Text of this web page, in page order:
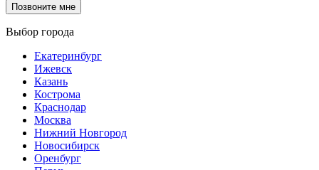
Выбор города
Екатеринбург
Ижевск
Казань
Кострома
Краснодар
Москва
Нижний Новгород
Новосибирск
Оренбург